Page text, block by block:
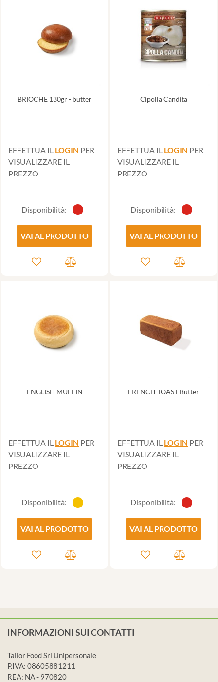
BRIOCHE 130gr - butter
EFFETTUA IL LOGIN PER
VISUALIZZARE IL
PREZZO
Disponibilità:
VAI AL PRODOTTO
Cipolla Candita
EFFETTUA IL LOGIN PER
VISUALIZZARE IL
PREZZO
Disponibilità:
VAI AL PRODOTTO
ENGLISH MUFFIN
EFFETTUA IL LOGIN PER
VISUALIZZARE IL
PREZZO
Disponibilità:
VAI AL PRODOTTO
FRENCH TOAST Butter
EFFETTUA IL LOGIN PER
VISUALIZZARE IL
PREZZO
Disponibilità:
VAI AL PRODOTTO
INFORMAZIONI SUI CONTATTI
Tailor Food Srl Unipersonale
P.IVA: 08605881211
REA: NA - 970820